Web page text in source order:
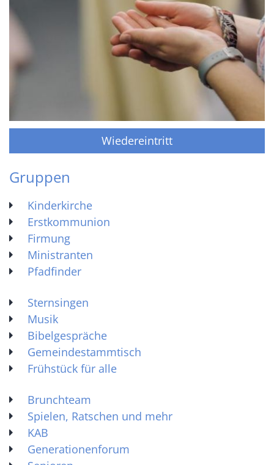
Wiedereintritt
Gruppen
Kinderkirche
Erstkommunion
Firmung
Ministranten
Pfadfinder
Sternsingen
Musik
Bibelgespräche
Gemeindestammtisch
Frühstück für alle
Brunchteam
Spielen, Ratschen und mehr
KAB
Generationenforum